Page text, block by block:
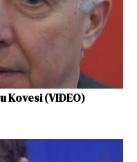
Kovesi (VIDEO)